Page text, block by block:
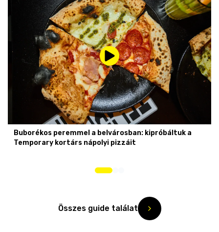
Buborékos peremmel a belvárosban: kipróbáltuk a
Temporary kortárs nápolyi pizzáit
Összes guide találat